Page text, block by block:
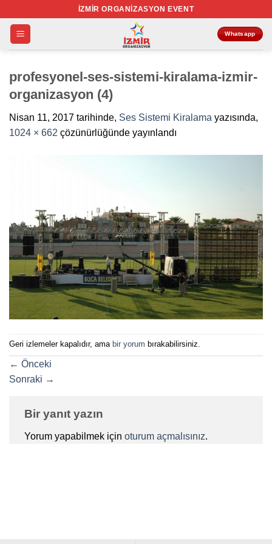
atla
İZMIR ORGANIZASYON EVENT
Whatsapp
profesyonel-ses-sistemi-kiralama-izmir-
organizasyon (4)
Nisan 11, 2017 tarihinde, Ses Sistemi Kiralama yazısında,
1024 × 662 çözünürlüğünde yayınlandı
Geri izlemeler kapalıdır, ama bir yorum bırakabilirsiniz.
← Önceki
Sonraki →
Bir yanıt yazın
Yorum yapabilmek için oturum açmalısınız.